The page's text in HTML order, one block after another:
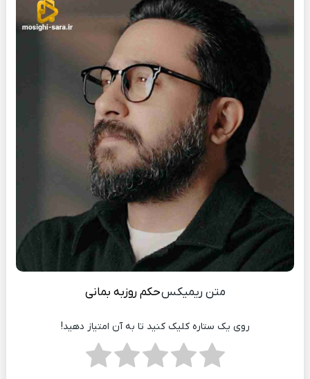
متن ریمیکسحکم روزبه بمانی
روی یک ستاره کلیک کنید تا به آن امتیاز دهید!